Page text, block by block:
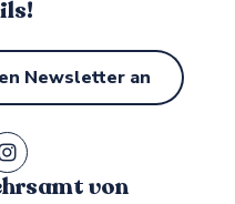
Newsletter an
von